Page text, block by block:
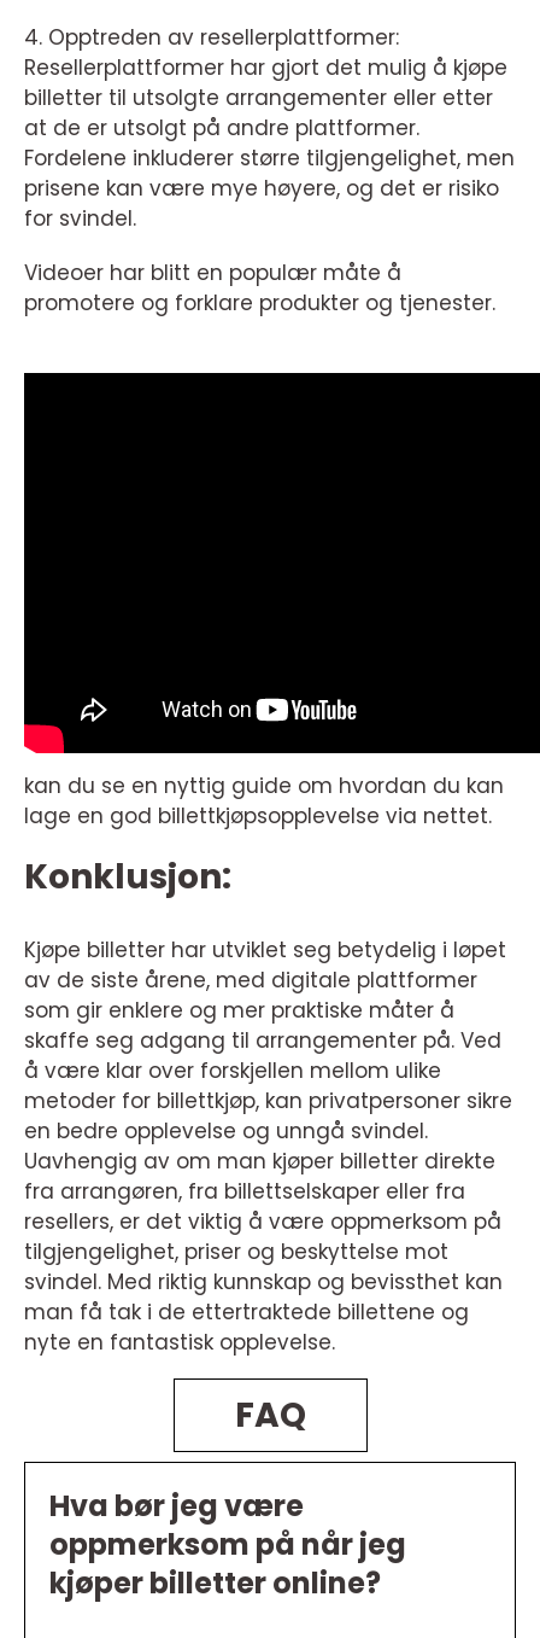
4. Opptreden av resellerplattformer:
Resellerplattformer har gjort det mulig å kjøpe
billetter til utsolgte arrangementer eller etter
at de er utsolgt på andre plattformer.
Fordelene inkluderer større tilgjengelighet, men
prisene kan være mye høyere, og det er risiko
for svindel.
Videoer har blitt en populær måte å
promotere og forklare produkter og tjenester.
kan du se en nyttig guide om hvordan du kan
lage en god billettkjøpsopplevelse via nettet.
Konklusjon:
Kjøpe billetter har utviklet seg betydelig i løpet
av de siste årene, med digitale plattformer
som gir enklere og mer praktiske måter å
skaffe seg adgang til arrangementer på. Ved
å være klar over forskjellen mellom ulike
metoder for billettkjøp, kan privatpersoner sikre
en bedre opplevelse og unngå svindel.
Uavhengig av om man kjøper billetter direkte
fra arrangøren, fra billettselskaper eller fra
resellers, er det viktig å være oppmerksom på
tilgjengelighet, priser og beskyttelse mot
svindel. Med riktig kunnskap og bevissthet kan
man få tak i de ettertraktede billettene og
nyte en fantastisk opplevelse.
FAQ
Hva bør jeg være
oppmerksom på når jeg
kjøper billetter online?